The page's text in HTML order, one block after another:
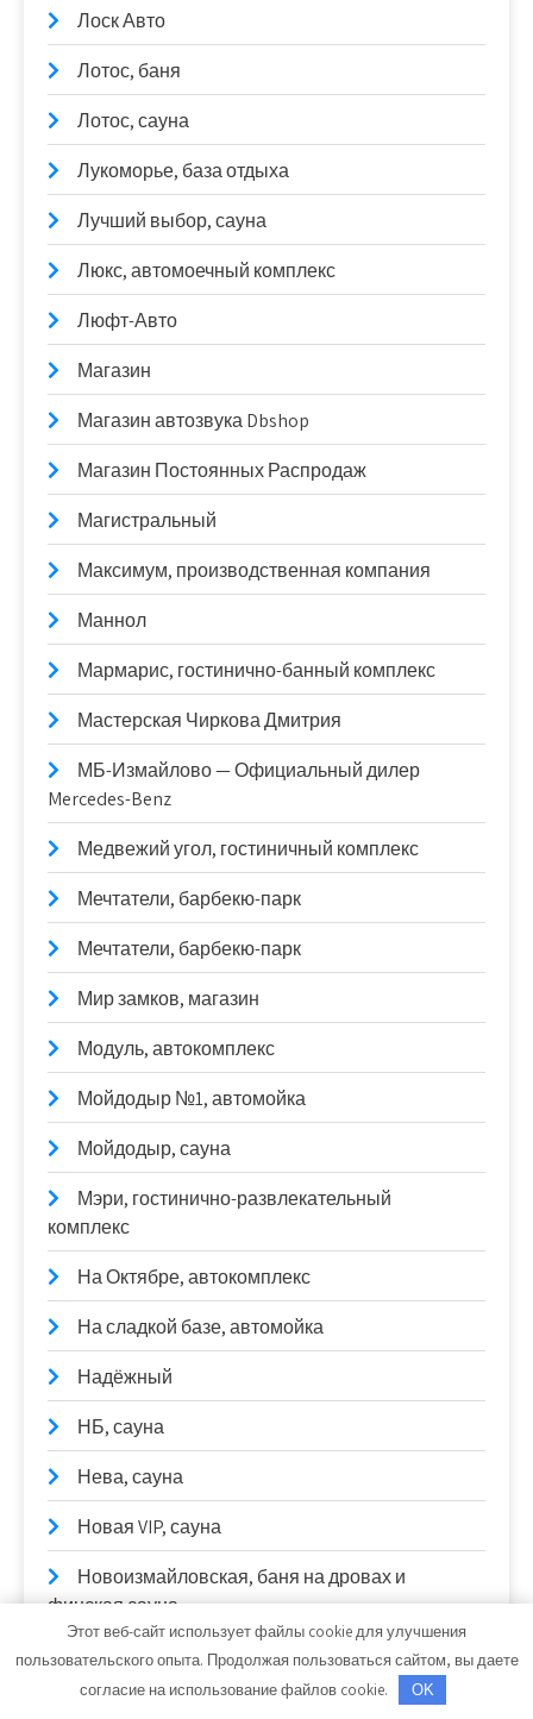
Лоск Авто
Лотос, баня
Лотос, сауна
Лукоморье, база отдыха
Лучший выбор, сауна
Люкс, автомоечный комплекс
Люфт-Авто
Магазин
Магазин автозвука Dbshop
Магазин Постоянных Распродаж
Магистральный
Максимум, производственная компания
Маннол
Мармарис, гостинично-банный комплекс
Мастерская Чиркова Дмитрия
МБ-Измайлово — Официальный дилер
Mercedes-Benz
Медвежий угол, гостиничный комплекс
Мечтатели, барбекю-парк
Мечтатели, барбекю-парк
Мир замков, магазин
Модуль, автокомплекс
Мойдодыр №1, автомойка
Мойдодыр, сауна
Мэри, гостинично-развлекательный
комплекс
На Октябре, автокомплекс
На сладкой базе, автомойка
Надёжный
НБ, сауна
Нева, сауна
Новая VIP, сауна
Новоизмайловская, баня на дровах и
финская сауна
Ноготок и Ко, салон-парикмахерская
Этот веб-сайт использует файлы cookie для улучшения
пользовательского опыта. Продолжая пользоваться сайтом, вы даете
согласие на использование файлов cookie.
OK